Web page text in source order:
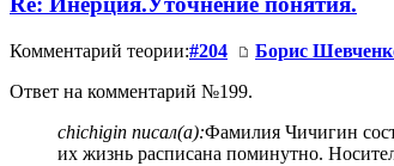
Комментарий теории:#204 Борис
Ответ на комментарий №199.
chichigin писал(а):Фамилия Чичигин
их жизнь расписана поминутно.